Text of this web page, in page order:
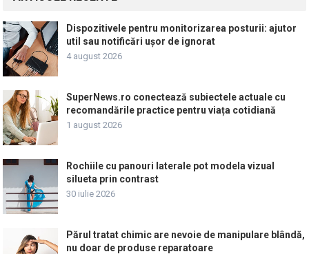
Dispozitivele pentru monitorizarea posturii: ajutor
util sau notificări ușor de ignorat
4 august 2026
SuperNews.ro conectează subiectele actuale cu
recomandările practice pentru viața cotidiană
1 august 2026
Rochiile cu panouri laterale pot modela vizual
silueta prin contrast
30 iulie 2026
Părul tratat chimic are nevoie de manipulare blândă,
nu doar de produse reparatoare